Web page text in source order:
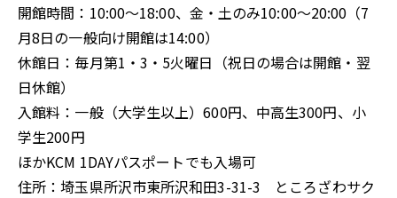
開館時間：10:00～18:00、金・土のみ10:00～20:00（7
月8日の一般向け開館は14:00）
休館日：毎月第1・3・5火曜日（祝日の場合は開館・翌
日休館）
入館料：一般（大学生以上）600円、中高生300円、小
学生200円
ほかKCM 1DAYパスポートでも入場可
住所：埼玉県所沢市東所沢和田3-31-3 ところざわサク